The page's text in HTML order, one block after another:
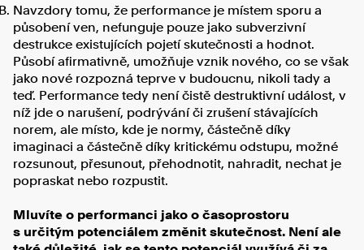
Navzdory tomu, že performance je místem sporu a
působení ven, nefunguje pouze jako subverzivní
destrukce existujících pojetí skutečnosti a hodnot.
Působí afirmativně, umožňuje vznik nového, co se však
jako nové rozpozná teprve v budoucnu, nikoli tady a
teď. Performance tedy není čistě destruktivní událost, v
níž jde o narušení, podrývání či zrušení stávajících
norem, ale místo, kde je normy, částečně díky
imaginaci a částečně díky kritickému odstupu, možné
rozsunout, přesunout, přehodnotit, nahradit, nechat je
popraskat nebo rozpustit.
Mluvíte o performanci jako o časoprostoru
s určitým potenciálem změnit skutečnost. Není ale